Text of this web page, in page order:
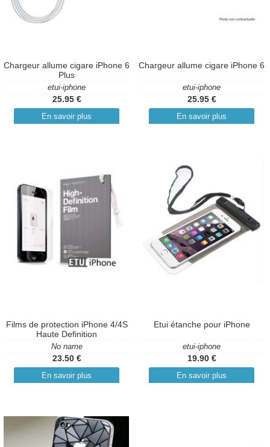
Chargeur allume cigare iPhone 6
Plus
etui-iphone
25.95 €
En savoir plus
Chargeur allume cigare iPhone 6
etui-iphone
25.95 €
En savoir plus
Films de protection iPhone 4/4S
Haute Definition
No name
23.50 €
En savoir plus
Etui étanche pour iPhone
etui-iphone
19.90 €
En savoir plus